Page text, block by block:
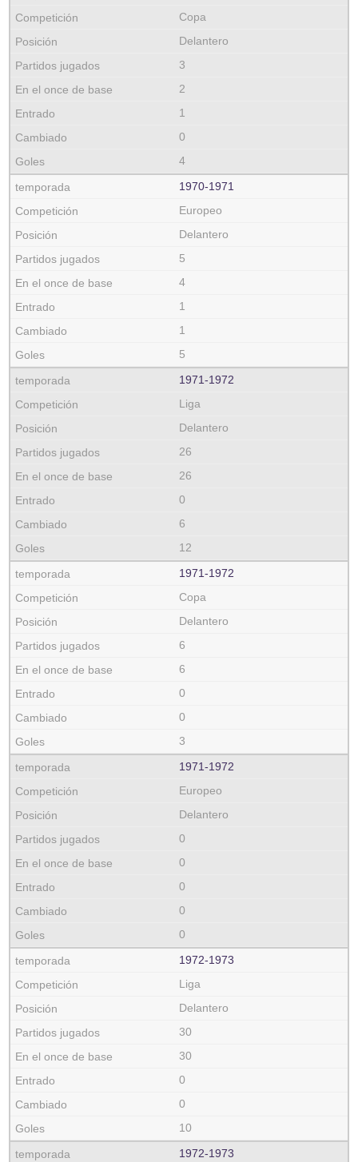
Copa
Delantero
3
2
1
0
4
1970‑1971
Europeo
Delantero
5
4
1
1
5
1971‑1972
Liga
Delantero
26
26
0
6
12
1971‑1972
Copa
Delantero
6
6
0
0
3
1971‑1972
Europeo
Delantero
0
0
0
0
0
1972‑1973
Liga
Delantero
30
30
0
0
10
1972‑1973